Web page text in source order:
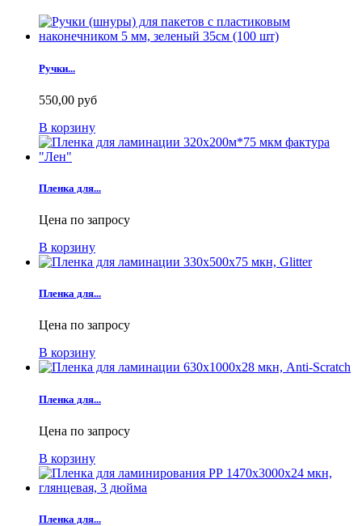
Ручки...
550,00 руб
В корзину
Пленка для...
Цена по запросу
В корзину
Пленка для...
Цена по запросу
В корзину
Пленка для...
Цена по запросу
В корзину
Пленка для...